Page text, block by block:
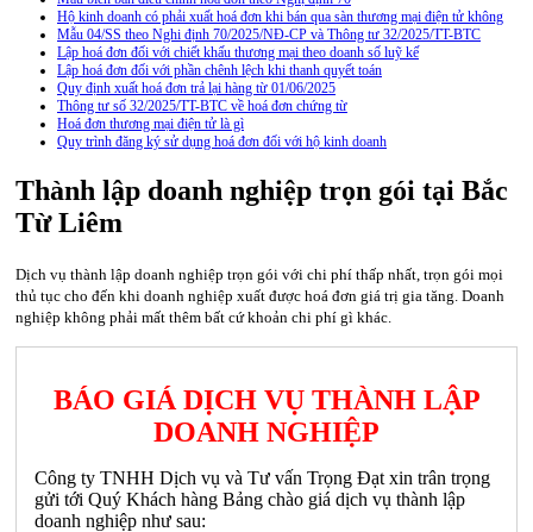
Hộ kinh doanh có phải xuất hoá đơn khi bán qua sàn thương mại điện tử không
Mẫu 04/SS theo Nghi định 70/2025/NĐ-CP và Thông tư 32/2025/TT-BTC
Lập hoá đơn đối với chiết khấu thương mại theo doanh số luỹ kế
Lập hoá đơn đối với phần chênh lệch khi thanh quyết toán
Quy định xuất hoá đơn trả lại hàng từ 01/06/2025
Thông tư số 32/2025/TT-BTC về hoá đơn chứng từ
Hoá đơn thương mại điện tử là gì
Quy trình đăng ký sử dụng hoá đơn đối với hộ kinh doanh
Thành lập doanh nghiệp trọn gói tại Bắc
Từ Liêm
Dịch vụ thành lập doanh nghiệp trọn gói với chi phí thấp nhất, trọn gói mọi
thủ tục cho đến khi doanh nghiệp xuất được hoá đơn giá trị gia tăng. Doanh
nghiệp không phải mất thêm bất cứ khoản chi phí gì khác.
BÁO GIÁ DỊCH VỤ THÀNH LẬP
DOANH NGHIỆP
Công ty TNHH Dịch vụ và Tư vấn Trọng Đạt xin trân trọng
gửi tới Quý Khách hàng Bảng chào giá dịch vụ thành lập
doanh nghiệp như sau: